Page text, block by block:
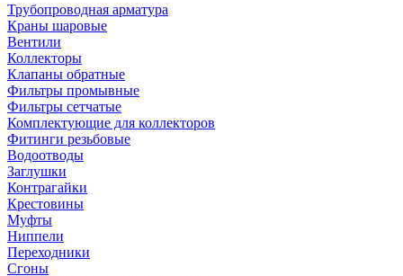
Трубопроводная арматура
Краны шаровые
Вентили
Коллекторы
Клапаны обратные
Фильтры промывные
Фильтры сетчатые
Комплектующие для коллекторов
Фитинги резьбовые
Водоотводы
Заглушки
Контрагайки
Крестовины
Муфты
Ниппели
Переходники
Сгоны